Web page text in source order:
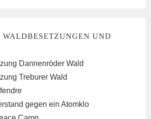
WALDBESETZUNGEN UND
Dannenröder Wald
Treburer Wald
gegen ein Atomklo